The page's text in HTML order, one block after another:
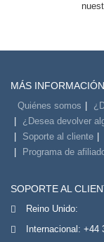
MÁS INFORMACIÓN
Quiénes somos
¿Desea devolver
Soporte al cliente
Programa de
SOPORTE AL
Reino Unido:
Internacional: +44